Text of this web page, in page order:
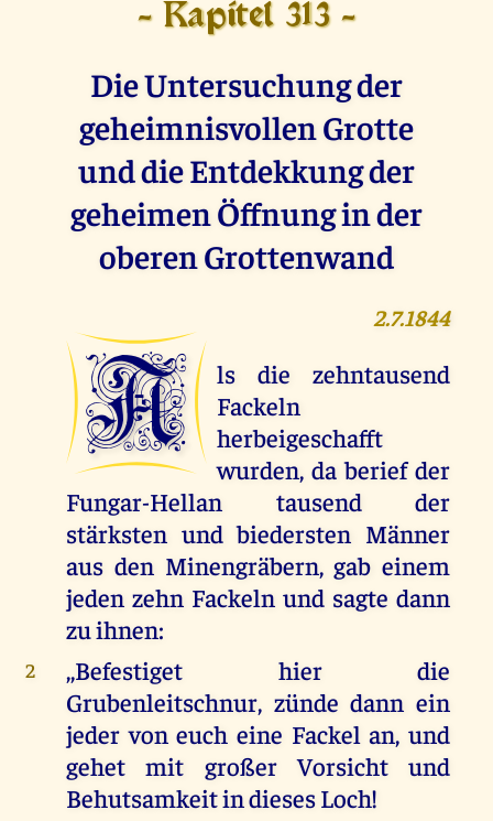
- Kapitel 313 -
Die Untersuchung der
geheimnisvollen Grotte
und die Entdekkung der
geheimen Öffnung in der
oberen Grottenwand
2.7.1844
A
ls die zehntausend
Fackeln
herbeigeschafft
wurden, da berief der
Fungar-Hellan tausend der
stärksten und biedersten Männer
aus den Minengräbern, gab einem
jeden zehn Fackeln und sagte dann
zu ihnen:
2
,,Befestiget hier die
Grubenleitschnur, zünde dann ein
jeder von euch eine Fackel an, und
gehet mit großer Vorsicht und
Behutsamkeit in dieses Loch!